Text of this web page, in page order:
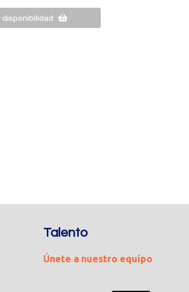
disponibilidad
Talento
Únete a nuestro equipo